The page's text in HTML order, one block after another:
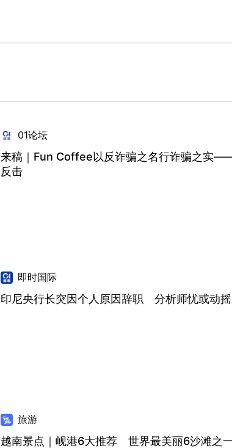
01论坛
来稿｜Fun Coffee以反诈骗之名行诈骗之实
反击
即时国际
印尼央行长突因个人原因辞职 分析师忧或动
旅游
越南景点｜岘港6大推荐 世界最美丽6沙滩之